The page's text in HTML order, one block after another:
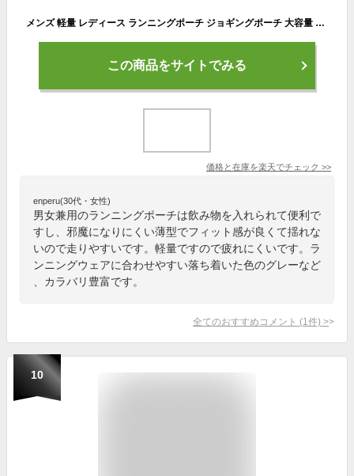
メンズ 軽量 レディース ランニングポーチ ジョギングポーチ 大容量 薄型 スマホ ランニング ウエストポーチ ドリンクホルダー ランニングバッグ ウォーキングバッグ ペットボトル ペットボトル 防水 揺れない 登山 アウトドア スポーツ ペットボトル
この商品をサイトでみる
価格と在庫を楽天でチェック >>
enperu(30代・女性)
男女兼用のランニングポーチは飲み物を入れられて便利で
すし、邪魔になりにくい薄型でフィット感が良くて揺れな
いので走りやすいです。軽量ですので疲れにくいです。ラ
ンニングウェアに合わせやすい落ち着いた色のグレーなど
、カラバリ豊富です。
全てのおすすめコメント (1 件) >
10